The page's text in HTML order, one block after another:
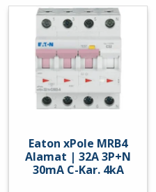
C-
Kar.
hoeveelheid
Eaton xPole MRB4
Alamat | 32A 3P+N
30mA C-Kar. 4kA